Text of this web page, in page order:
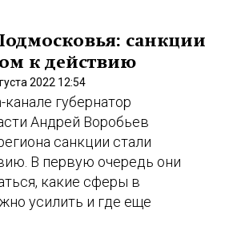
санкции
к действию
2022 12:54
губернатор
Андрей Воробьев
санкции стали
В первую очередь они
какие сферы в
усилить и где еще